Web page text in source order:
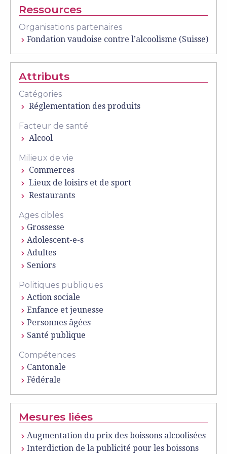
Ressources
Organisations partenaires
Fondation vaudoise contre l’alcoolisme (Suisse)
Attributs
Catégories
Réglementation des produits
Facteur de santé
Alcool
Milieux de vie
Commerces
Lieux de loisirs et de sport
Restaurants
Ages cibles
Grossesse
Adolescent-e-s
Adultes
Seniors
Politiques publiques
Action sociale
Enfance et jeunesse
Personnes âgées
Santé publique
Compétences
Cantonale
Fédérale
Mesures liées
Augmentation du prix des boissons alcoolisées
Interdiction de la publicité pour les boissons